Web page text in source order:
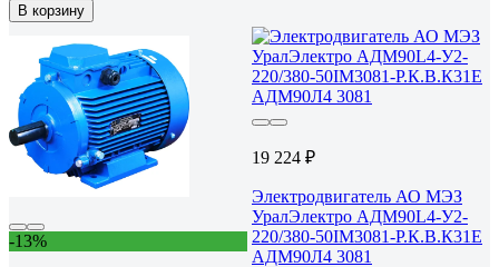
В корзину
-13%
19 224 ₽
Электродвигатель АО МЭЗ
УралЭлектро АДМ90L4-У2-
220/380-50IM3081-Р.К.В.К31Е
АДМ90Л4 3081